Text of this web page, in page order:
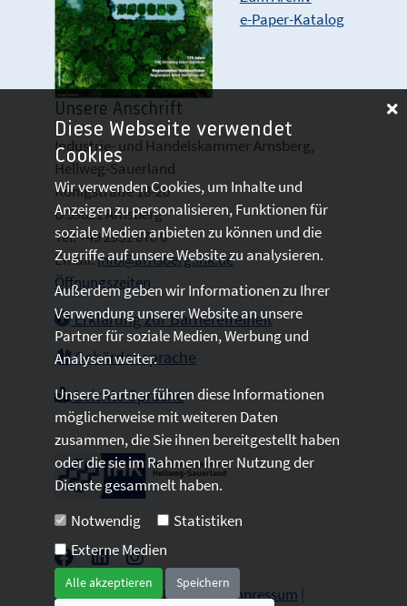
e-Paper-Katalog
Unsere Anschrift
Industrie- und Handelskammer Arnsberg,
Hellweg-Sauerland
Königstraße 18-20
D 59821 Arnsberg
Tel: +49 2931 878 0
Email:info@arnsberg.ihk.de
Öffnungszeiten
Erklärung zur Barrierefreiheit
Gebärdensprache
Leichte Sprache
2026 © All Rights Reserved.Impressum
Diese Webseite verwendet
Cookies
Wir verwenden Cookies, um Inhalte und
Anzeigen zu personalisieren, Funktionen für
soziale Medien anbieten zu können und die
Zugriffe auf unsere Website zu analysieren.
Außerdem geben wir Informationen zu Ihrer
Verwendung unserer Website an unsere
Partner für soziale Medien, Werbung und
Analysen weiter.
Unsere Partner führen diese Informationen
möglicherweise mit weiteren Daten
zusammen, die Sie ihnen bereitgestellt haben
oder die sie im Rahmen Ihrer Nutzung der
Dienste gesammelt haben.
Notwendig
Statistiken
Externe Medien
Alle akzeptieren
Speichern